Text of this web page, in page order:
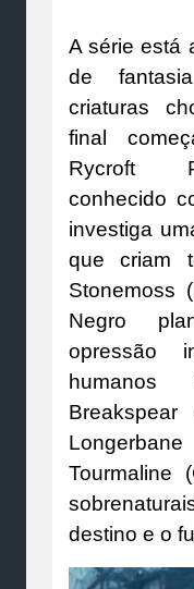
A série está
de
criaturas
final
Rycroft
conhecido
investiga
que criam
Stonemoss
Negro
opressão
Tourmaline
destino e o